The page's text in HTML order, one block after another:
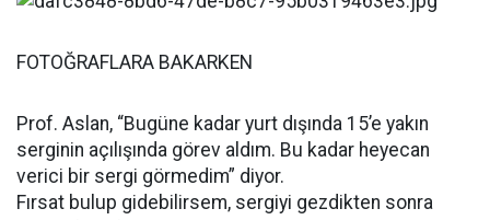
FOTOĞRAFLARA BAKARKEN
Prof. Aslan, “Bugüne kadar yurt dışında 15’e yakın
serginin açılışında görev aldım. Bu kadar heyecan
verici bir sergi görmedim” diyor.
Fırsat bulup gidebilirsem, sergiyi gezdikten sonra